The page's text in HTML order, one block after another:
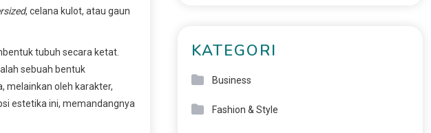
, celana kulot, atau gaun
tubuh secara ketat.
sebuah bentuk
melainkan oleh karakter,
estetika ini, memandangnya
KATEGORI
Business
Fashion & Style